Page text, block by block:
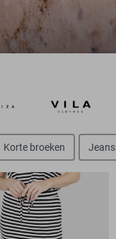
Korte broeken Jeans